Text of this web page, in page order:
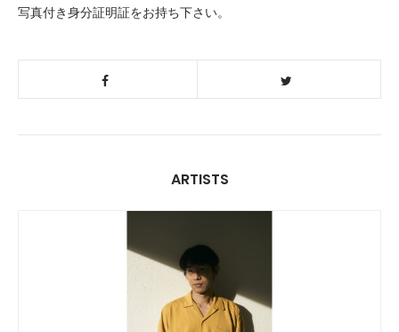
写真付き身分証明証をお持ち下さい。
ARTISTS